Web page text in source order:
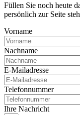
Füllen Sie noch heute
persönlich zur Seite
Vorname
Nachname
E-Mailadresse
Telefonnummer
Ihre Nachricht